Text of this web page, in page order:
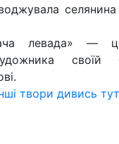
левада» —
своїй
твори дивись